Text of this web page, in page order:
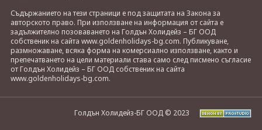
Съдържанието на тези страници е под защитата на Закона за
авторското право. При използване на информация от сайта е
задължително позоваването на Голдън Холидейз – БГ ООД
собственик на сайта www.goldenholidays-bg.com. Публикуване,
размножаване, всяка форма на комерсиално използване, както и
препечатването на цели материали става само след писмено съгласие
от Голдън Холидейз – БГ ООД собственик на сайта
www.goldenholidays-bg.com.
Голдън Холидейз-БГ ООД © 2023